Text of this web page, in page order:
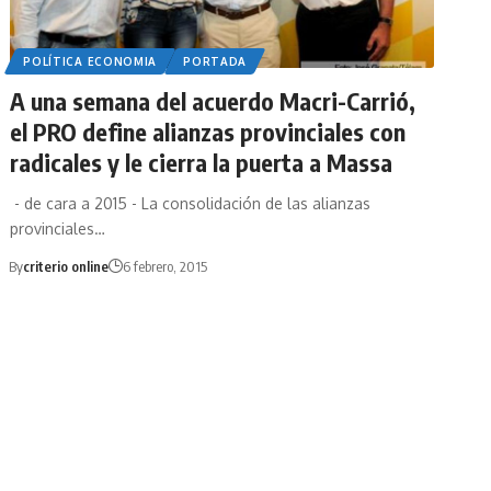
POLÍTICA ECONOMIA PORTADA
A una semana del acuerdo Macri-Carrió,
el PRO define alianzas provinciales con
radicales y le cierra la puerta a Massa
- de cara a 2015 - La consolidación de las alianzas
provinciales…
Bycriterio online 6 febrero, 2015